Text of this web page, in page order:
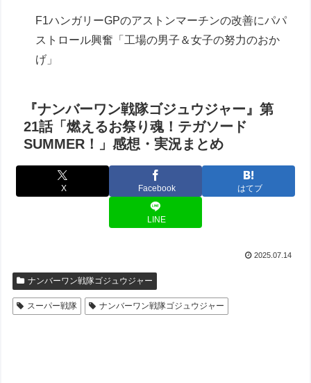
F1ハンガリーGPのアストンマーチンの改善にパパ
ストロール興奮「工場の男子＆女子の努力のおか
げ」
『ナンバーワン戦隊ゴジュウジャー』第
21話「燃えるお祭り魂！テガソード
SUMMER！」感想・実況まとめ
X Facebook はてブ
LINE
2025.07.14
ナンバーワン戦隊ゴジュウジャー
スーパー戦隊 ナンバーワン戦隊ゴジュウジャー